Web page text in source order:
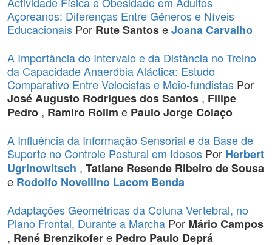
Açoreanos: Diferenças Entre Géneros e Níveis
Educacionais Por Rute SantoseJoana Carvalho
A Importância do Intervalo e da Distância no Treino
da Capacidade Anaeróbia Aláctica: Estudo
Comparativo Entre Velocistas e Meio-fundistas Por
José Augusto Rodrigues dos Santos , Filipe
Pedro , Ramiro Rolim e Paulo Jorge Colaço
A Influência da Informação Sensorial e da Base de
Suporte no Controle Postural em Idosos Por Herbert
Ugrinowitsch , Tatiane Resende Ribeiro de Sousa
e Rodolfo Novellino Lacom Benda
Adaptações Geométricas da Coluna Vertebral, no
Plano Frontal, Durante a Marcha Por Mário Campos
, René Brenzikofere Pedro Paulo Deprá